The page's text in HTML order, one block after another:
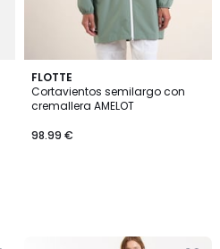
FLOTTE
Cortavientos semilargo con
cremallera AMELOT
98.99 €